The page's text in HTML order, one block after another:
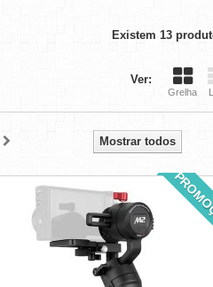
Existem 13
Ver:
Grelha
Mostrar todos